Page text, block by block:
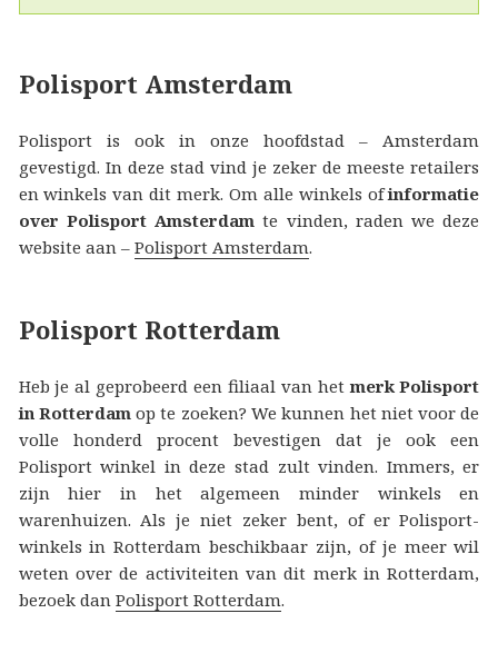
Polisport Amsterdam
Polisport is ook in onze hoofdstad – Amsterdam
gevestigd. In deze stad vind je zeker de meeste retailers
en winkels van dit merk. Om alle winkels ofinformatie
over Polisport Amsterdam te vinden, raden we deze
website aan – Polisport Amsterdam.
Polisport Rotterdam
Heb je al geprobeerd een filiaal van hetmerk Polisport
in Rotterdam op te zoeken? We kunnen het niet voor de
volle honderd procent bevestigen dat je ook een
Polisport winkel in deze stad zult vinden. Immers, er
zijn hier in het algemeen minder winkels en
warenhuizen. Als je niet zeker bent, of er Polisport-
winkels in Rotterdam beschikbaar zijn, of je meer wil
weten over de activiteiten van dit merk in Rotterdam,
bezoek dan Polisport Rotterdam.